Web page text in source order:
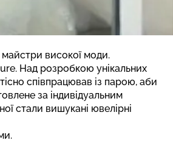
високої моди.
Над розробкою унікальних
співпрацював із парою, аби
за індивідуальним
стали вишукані ювелірні
.